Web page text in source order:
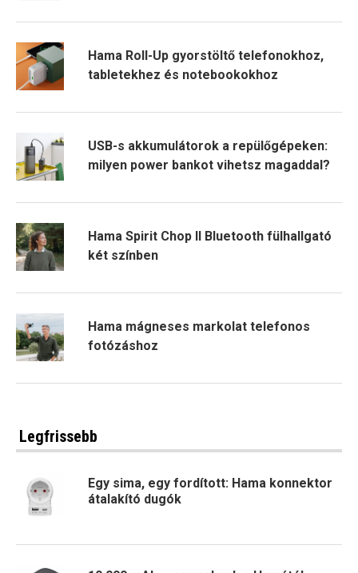
Hama Roll-Up gyorstöltő telefonokhoz,
tabletekhez és notebookokhoz
USB-s akkumulátorok a repülőgépeken:
milyen power bankot vihetsz magaddal?
Hama Spirit Chop II Bluetooth fülhallgató
két színben
Hama mágneses markolat telefonos
fotózáshoz
Legfrissebb
Egy sima, egy fordított: Hama konnektor
átalakító dugók